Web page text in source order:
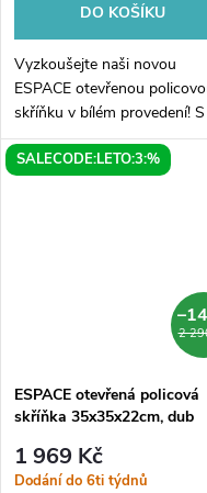
DO KOŠÍKU
Vyzkoušejte naši novou
ESPACE otevřenou
skříňku v bílém provedení! S
rozměry 35x35x22cm se
perfektně hodí do každého
SALECODE:LETO:3:%
2
ESPACE otevřená policová
skříňka 35x35x22cm, dub
1 969 Kč
Dodání do 6ti týdnů